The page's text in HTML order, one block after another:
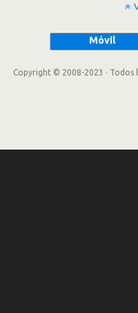
Móvil
Copyright © 2008-2023 · Todos